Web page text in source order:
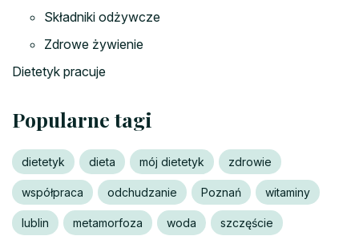
Składniki odżywcze
Zdrowe żywienie
Dietetyk pracuje
Popularne tagi
dietetyk dieta mój dietetyk zdrowie
współpraca odchudzanie Poznań witaminy
lublin metamorfoza woda szczęście